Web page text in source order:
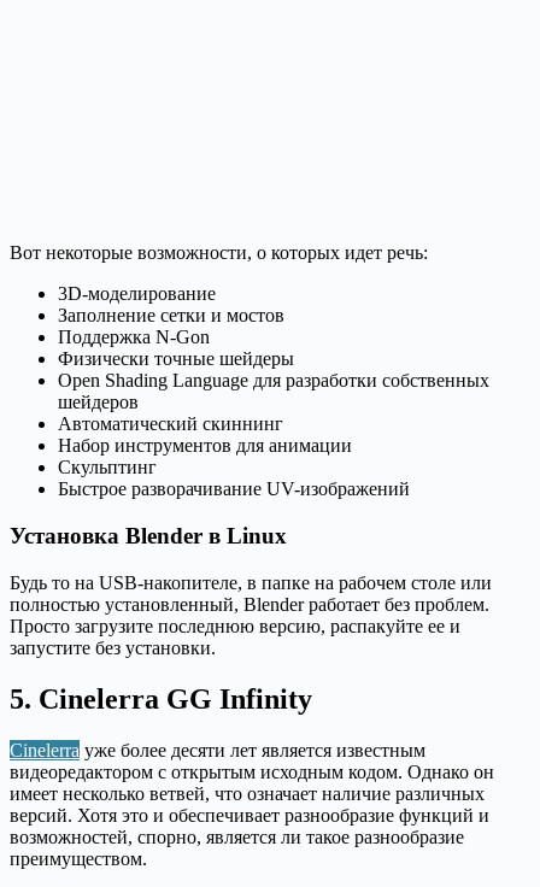
Вот некоторые возможности, о которых идет речь:
3D-моделирование
Заполнение сетки и мостов
Поддержка N-Gon
Физически точные шейдеры
Open Shading Language для разработки собственных
шейдеров
Автоматический скиннинг
Набор инструментов для анимации
Скульптинг
Быстрое разворачивание UV-изображений
Установка Blender в Linux
Будь то на USB-накопителе, в папке на рабочем столе или
полностью установленный, Blender работает без проблем.
Просто загрузите последнюю версию, распакуйте ее и
запустите без установки.
5. Cinelerra GG Infinity
Cinelerra уже более десяти лет является известным
видеоредактором с открытым исходным кодом. Однако он
имеет несколько ветвей, что означает наличие различных
версий. Хотя это и обеспечивает разнообразие функций и
возможностей, спорно, является ли такое разнообразие
преимуществом.